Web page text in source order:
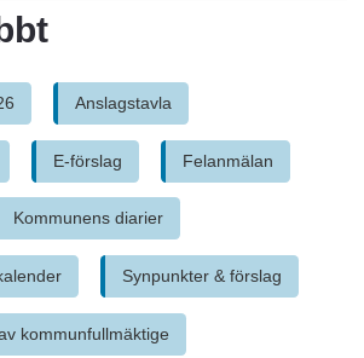
Anslagstavla
E-förslag Länk till annan webbplats,
Felanmälan
Kommunens diarierLänk till annan
Synpunkter & förslag
kommunfullmäktige